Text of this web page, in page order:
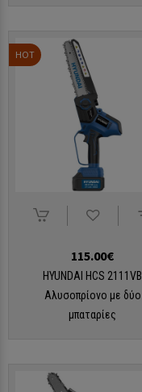
HOT
115.00€
HYUNDAI HCS 2111VB
Αλυσοπρίονο με δύο
μπαταρίες